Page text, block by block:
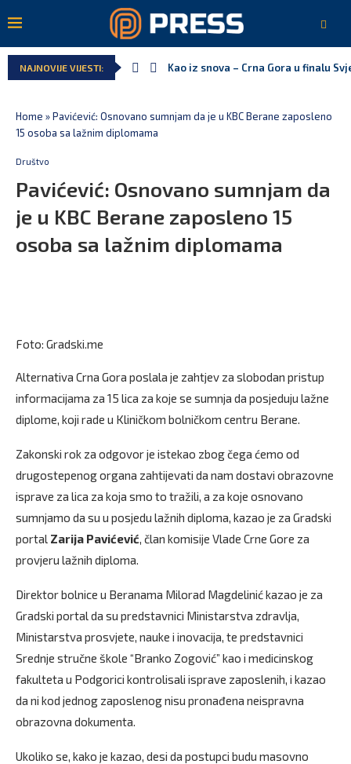
NAJNOVIJE VIJESTI: Kao iz snova – Crna Gora u finalu
Home »Pavićević: Osnovano sumnjam da je u KBC Berane zaposleno
15 osoba sa lažnim diplomama
Društvo
Pavićević: Osnovano sumnjam da
je u KBC Berane zaposleno 15
osoba sa lažnim diplomama
Foto: Gradski.me
Alternativa Crna Gora poslala je zahtjev za slobodan pristup
informacijama za 15 lica za koje se sumnja da posjeduju lažne
diplome, koji rade u Kliničkom bolničkom centru Berane.
Zakonski rok za odgovor je istekao zbog čega ćemo od
drugostepenog organa zahtijevati da nam dostavi obrazovne
isprave za lica za koja smo to tražili, a za koje osnovano
sumnjamo da su u posjedu lažnih diploma, kazao je za Gradski
portal Zarija Pavićević, član komisije Vlade Crne Gore za
provjeru lažnih diploma.
Direktor bolnice u Beranama Milorad Magdelinić kazao je za
Gradski portal da su predstavnici Ministarstva zdravlja,
Ministarstva prosvjete, nauke i inovacija, te predstavnici
Srednje stručne škole “Branko Zogović” kao i medicinskog
fakulteta u Podgorici kontrolisali isprave zaposlenih, i kazao
da ni kod jednog zaposlenog nisu pronađena neispravna
obrazovna dokumenta.
Ukoliko se, kako je kazao, desi da postupci budu masovno